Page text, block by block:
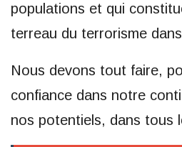
populations et qui
terreau du terrorisme
Nous devons tout faire,
confiance dans notre
nos potentiels, dans tous